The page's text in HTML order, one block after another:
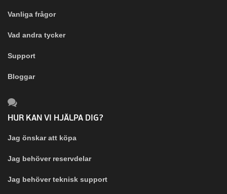
Vanliga frågor
Vad andra tycker
Support
Bloggar
HUR KAN VI HJÄLPA DIG?
Jag önskar att köpa
Jag behöver reservdelar
Jag behöver teknisk support